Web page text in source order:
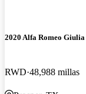
2020 Alfa Romeo Giulia
RWD 48,988 millas